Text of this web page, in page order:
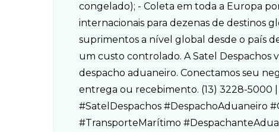
congelado); - Coleta em toda a Europa
internacionais para dezenas de destinos
suprimentos a nível global desde o país
um custo controlado. A Satel Despachos
despacho aduaneiro. Conectamos seu
entrega ou recebimento. (13) 3228-5000
#SatelDespachos #DespachoAduaneiro
#TransporteMarítimo